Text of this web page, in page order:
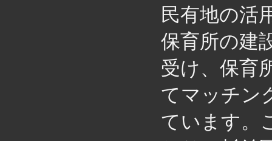
民有地の活
保育所の建
受け、保育
てマッチン
ています。